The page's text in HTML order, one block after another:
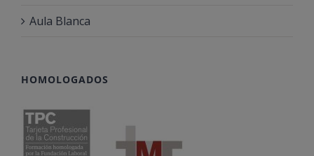
Aula Blanca
HOMOLOGADOS